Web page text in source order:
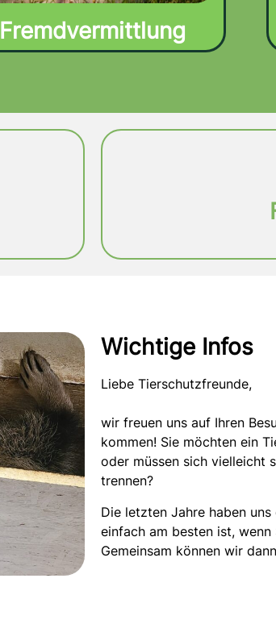
Fremdvermittlung​
Wichtige Infos
Liebe Tierschutzfreunde,
wir freuen uns auf Ihren
kommen! Sie möchten ein
oder müssen sich vielleicht
trennen?
Die letzten Jahre haben
einfach am besten ist,
Gemeinsam können wir